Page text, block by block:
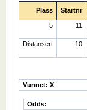
Plass Startnr
5 11
Distansert 10
Vunnet: X
Odds: